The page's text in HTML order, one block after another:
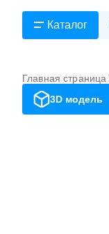
Каталог
Главная страница
3D модель